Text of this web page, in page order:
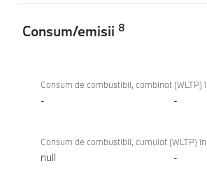
Consum/emisii 8
iX3 50
xDrive
Consum de combustibil, combinat (WLTP)
- -
Consum de combustibil, cumulat (WLTP)
null -